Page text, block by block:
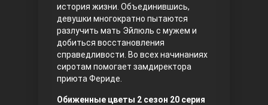
Любовь напрокат
история жизни. Объединившись,
девушки многократно пытаются
разлучить мать Эйлюль с мужем и
добиться восстановления
справедливости. Во всех начинаниях
сиротам помогает замдиректора
приюта Фериде.
Обиженные цветы 2 сезон 20 серия